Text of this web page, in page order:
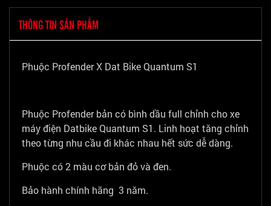
THÔNG TIN SẢN PHẨM
Phuộc Profender X Dat Bike Quantum S1
Phuộc Profender bản có bình dầu full chỉnh cho xe
máy điện Datbike Quantum S1. Linh hoạt tăng chỉnh
theo từng nhu cầu đi khác nhau hết sức dễ dàng.
Phuộc có 2 màu cơ bản đỏ và đen.
Bảo hành chính hãng 3 năm.